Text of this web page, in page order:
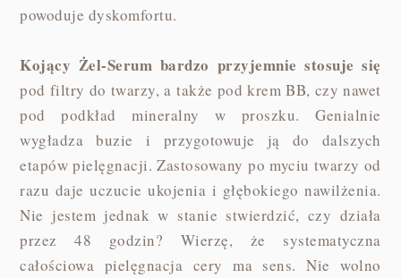
powoduje dyskomfortu.
Kojący Żel-Serum bardzo przyjemnie stosuje się
pod filtry do twarzy, a także pod krem BB, czy nawet
pod podkład mineralny w proszku. Genialnie
wygładza buzie i przygotowuje ją do dalszych
etapów pielęgnacji. Zastosowany po myciu twarzy od
razu daje uczucie ukojenia i głębokiego nawilżenia.
Nie jestem jednak w stanie stwierdzić, czy działa
przez 48 godzin? Wierzę, że systematyczna
całościowa pielęgnacja cery ma sens. Nie wolno